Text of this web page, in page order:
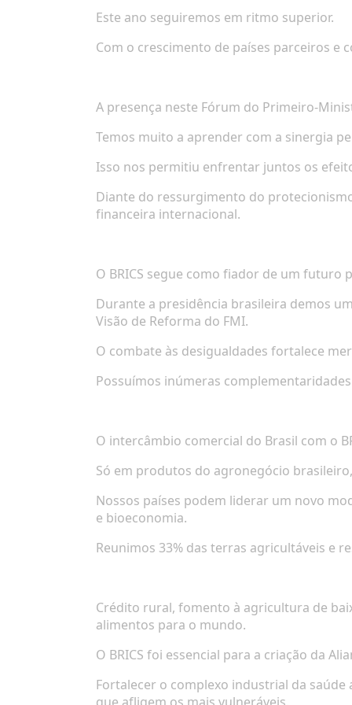
Este ano seguiremos em ritmo superior.
Com o crescimento de países parceiros
A presença neste Fórum do Primeiro-
Temos muito a aprender com a sinergia
Isso nos permitiu enfrentar juntos os
Diante do ressurgimento do
financeira internacional.
O BRICS segue como fiador de um futuro
Durante a presidência brasileira demos
Visão de Reforma do FMI.
O combate às desigualdades fortalece
Possuímos inúmeras
O intercâmbio comercial do Brasil com o
Só em produtos do agronegócio
Nossos países podem liderar um novo
e bioeconomia.
Reunimos 33% das terras agricultáveis e
Crédito rural, fomento à agricultura de
alimentos para o mundo.
O BRICS foi essencial para a criação da
Fortalecer o complexo industrial da